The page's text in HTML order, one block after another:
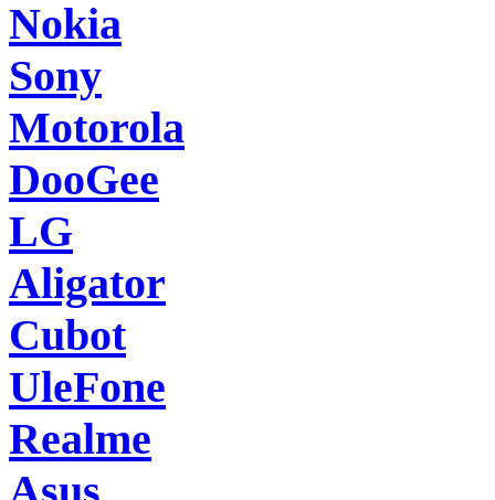
Nokia
Sony
Motorola
DooGee
LG
Aligator
Cubot
UleFone
Realme